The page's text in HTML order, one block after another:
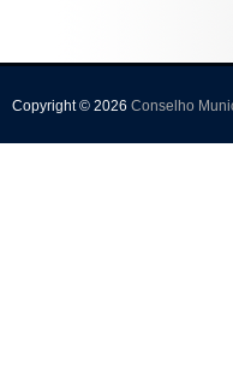
Copyright © 2026 Conselho